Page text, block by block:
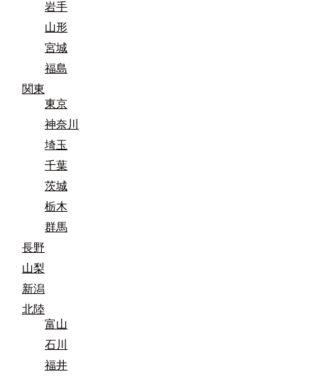
岩手
山形
宮城
福島
関東
東京
神奈川
埼玉
千葉
茨城
栃木
群馬
長野
山梨
新潟
北陸
富山
石川
福井